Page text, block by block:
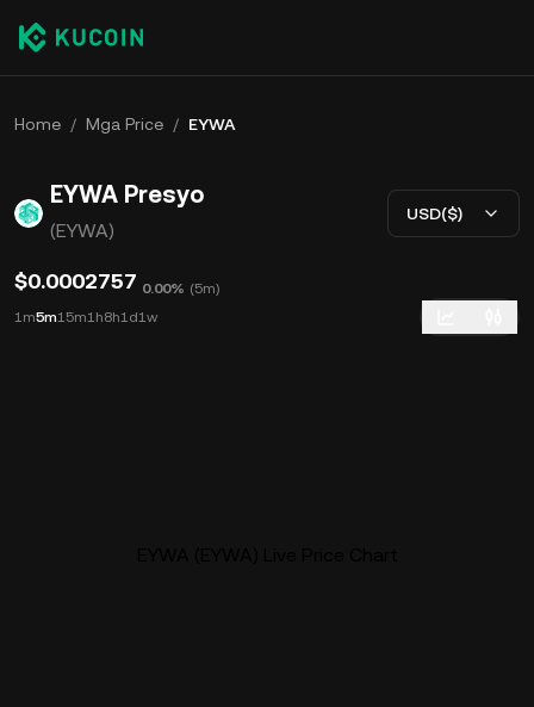
Home / Mga Price / EYWA
EYWA Presyo
(EYWA)
USD($)
$0.0002757 0.00% (5m)
1m5m15m1h8h1d1w